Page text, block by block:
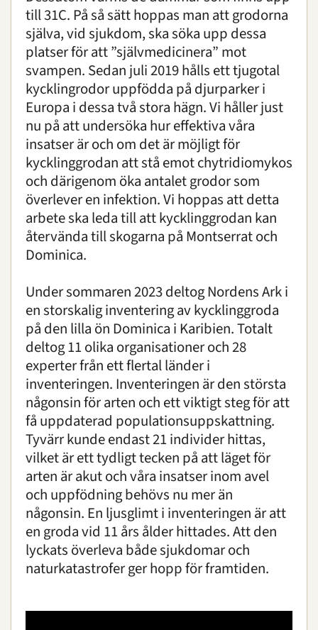
till 31C. På så sätt hoppas man att grodorna
själva, vid sjukdom, ska söka upp dessa
platser för att ”självmedicinera” mot
svampen. Sedan juli 2019 hålls ett tjugotal
kycklingrodor uppfödda på djurparker i
Europa i dessa två stora hägn. Vi håller just
nu på att undersöka hur effektiva våra
insatser är och om det är möjligt för
kycklinggrodan att stå emot chytridiomykos
och därigenom öka antalet grodor som
överlever en infektion. Vi hoppas att detta
arbete ska leda till att kycklinggrodan kan
återvända till skogarna på Montserrat och
Dominica.
Under sommaren 2023 deltog Nordens Ark i
en storskalig inventering av kycklinggroda
på den lilla ön Dominica i Karibien. Totalt
deltog 11 olika organisationer och 28
experter från ett flertal länder i
inventeringen. Inventeringen är den största
någonsin för arten och ett viktigt steg för att
få uppdaterad populationsuppskattning.
Tyvärr kunde endast 21 individer hittas,
vilket är ett tydligt tecken på att läget för
arten är akut och våra insatser inom avel
och uppfödning behövs nu mer än
någonsin. En ljusglimt i inventeringen är att
en groda vid 11 års ålder hittades. Att den
lyckats överleva både sjukdomar och
naturkatastrofer ger hopp för framtiden.